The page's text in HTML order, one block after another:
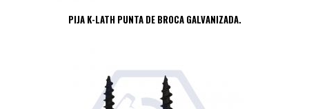
PIJA K-LATH PUNTA DE BROCA GALVANIZADA.